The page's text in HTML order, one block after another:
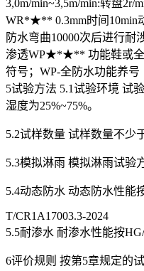
3,0m/min~3,5m/min:转盘2r/
WR*★** 0.3mm时间10min
防水弯曲10000次后进行
渗透WP★*★** 功能鞋或全
符号；WP-全防水功能养号
5试验方法 5.1试验环境 试
湿度为25%~75%。
5.2试样数量 试样数量不少
5.3模拟淋雨 模拟淋雨试验
5.4动态防水 动态防水性能
T/CR1A17003.3-2024
5.5耐渗水 耐渗水性能按
6评价规则 按第5章规定的